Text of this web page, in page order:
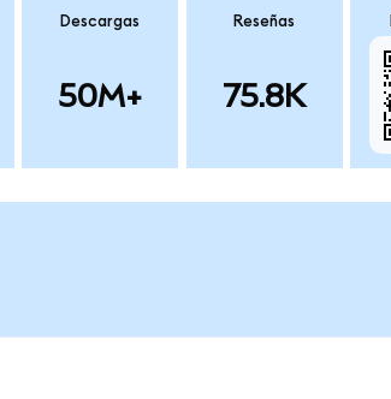
Descargas
50M+
Reseñas
75.8K